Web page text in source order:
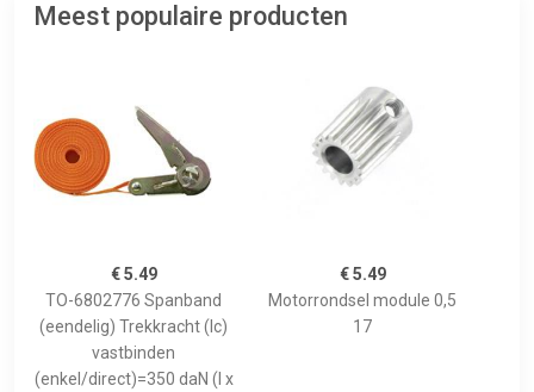
Meest populaire producten
€ 5.49
TO-6802776 Spanband
(eendelig) Trekkracht (lc)
vastbinden
(enkel/direct)=350 daN (l x
€ 5.49
Motorrondsel module 0,5
17